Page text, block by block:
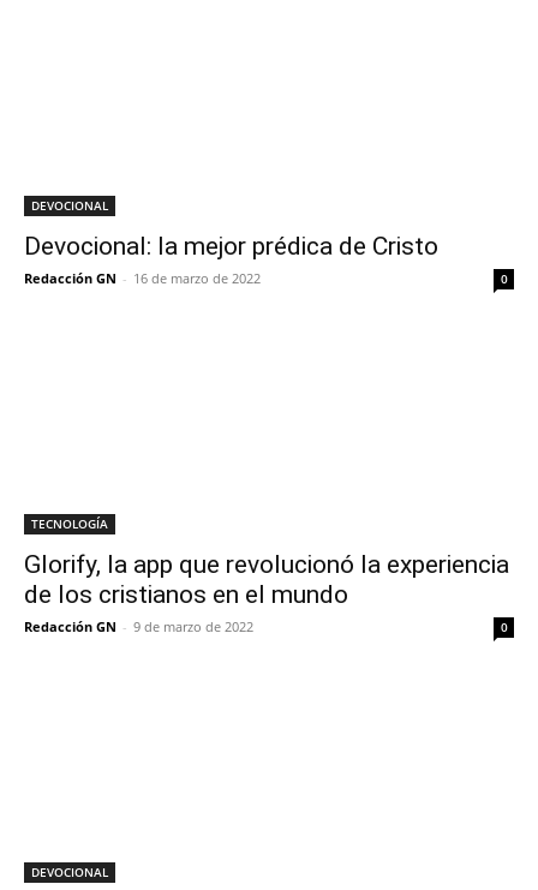
DEVOCIONAL
Devocional: la mejor prédica de Cristo
Redacción GN - 16 de marzo de 2022 0
TECNOLOGÍA
Glorify, la app que revolucionó la experiencia
de los cristianos en el mundo
Redacción GN - 9 de marzo de 2022 0
DEVOCIONAL